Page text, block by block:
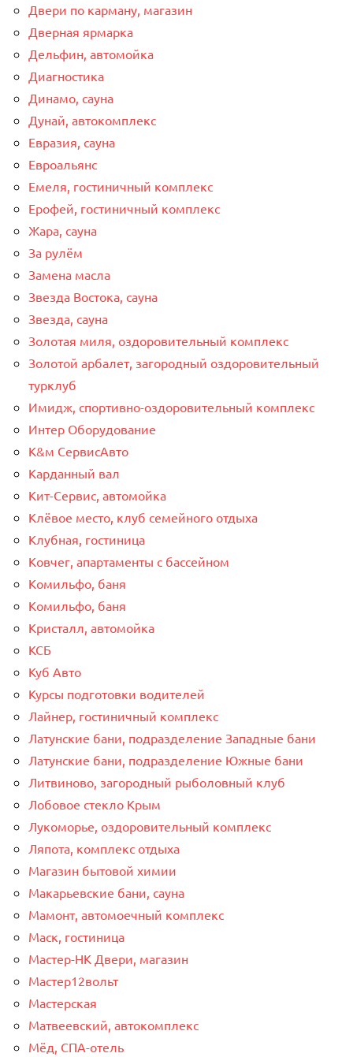
Двери по карману, магазин
Дверная ярмарка
Дельфин, автомойка
Диагностика
Динамо, сауна
Дунай, автокомплекс
Евразия, сауна
Евроальянс
Емеля, гостиничный комплекс
Ерофей, гостиничный комплекс
Жара, сауна
За рулём
Замена масла
Звезда Востока, сауна
Звезда, сауна
Золотая миля, оздоровительный комплекс
Золотой арбалет, загородный оздоровительный
турклуб
Имидж, спортивно-оздоровительный комплекс
Интер Оборудование
К&м СервисАвто
Карданный вал
Кит-Сервис, автомойка
Клёвое место, клуб семейного отдыха
Клубная, гостиница
Ковчег, апартаменты с бассейном
Комильфо, баня
Комильфо, баня
Кристалл, автомойка
КСБ
Куб Авто
Курсы подготовки водителей
Лайнер, гостиничный комплекс
Латунские бани, подразделение Западные бани
Латунские бани, подразделение Южные бани
Литвиново, загородный рыболовный клуб
Лобовое стекло Крым
Лукоморье, оздоровительный комплекс
Ляпота, комплекс отдыха
Магазин бытовой химии
Макарьевские бани, сауна
Мамонт, автомоечный комплекс
Маск, гостиница
Мастер-НК Двери, магазин
Мастер12вольт
Мастерская
Матвеевский, автокомплекс
Мёд, СПА-отель